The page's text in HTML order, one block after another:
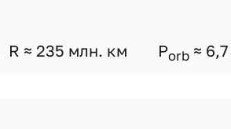
R ≈ 235 млн. км Porb ≈ 6,7